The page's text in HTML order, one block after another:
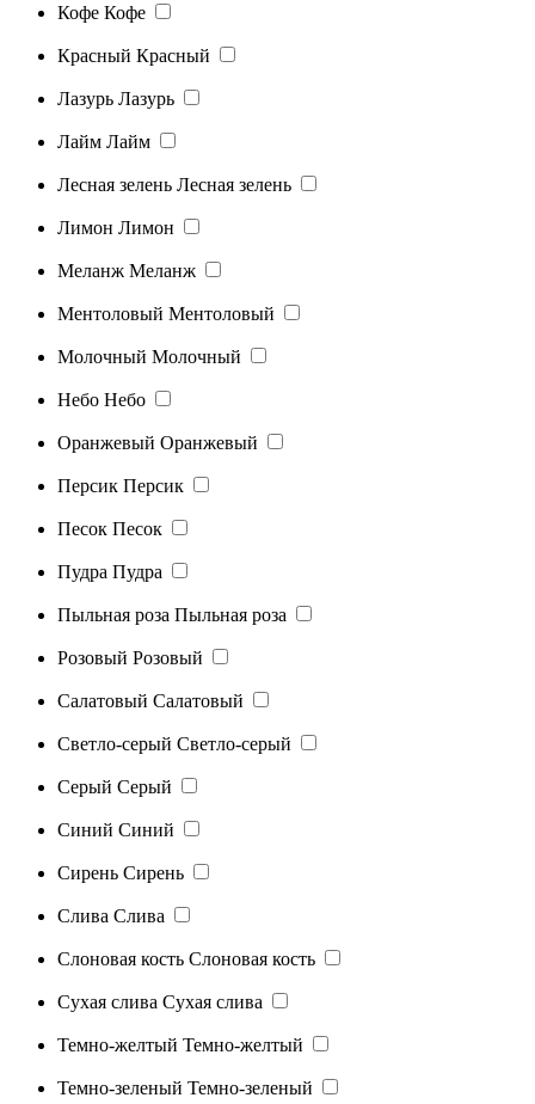
Кофе Кофе
Красный Красный
Лазурь Лазурь
Лайм Лайм
Лесная зелень Лесная зелень
Лимон Лимон
Меланж Меланж
Ментоловый Ментоловый
Молочный Молочный
Небо Небо
Оранжевый Оранжевый
Персик Персик
Песок Песок
Пудра Пудра
Пыльная роза Пыльная роза
Розовый Розовый
Салатовый Салатовый
Светло-серый Светло-серый
Серый Серый
Синий Синий
Сирень Сирень
Слива Слива
Слоновая кость Слоновая кость
Сухая слива Сухая слива
Темно-желтый Темно-желтый
Темно-зеленый Темно-зеленый